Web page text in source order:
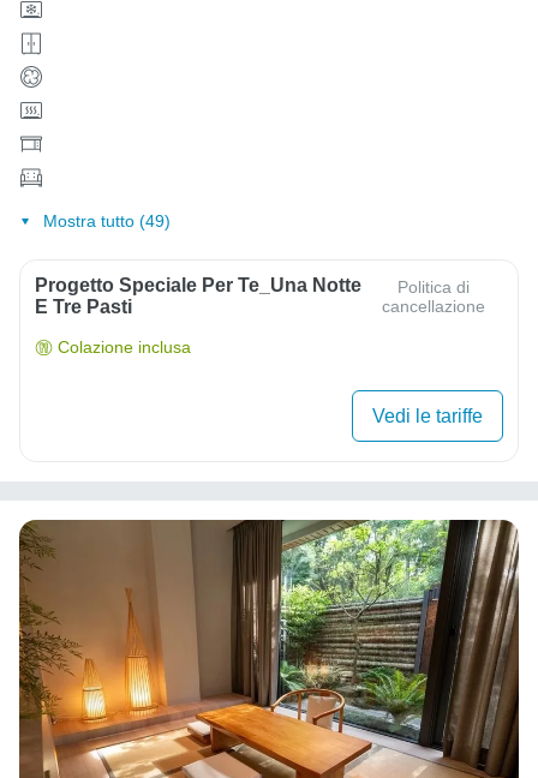
Mostra tutto (49)
Progetto Speciale Per Te_Una Notte
E Tre Pasti
Politica di
cancellazione
Colazione inclusa
Vedi le tariffe